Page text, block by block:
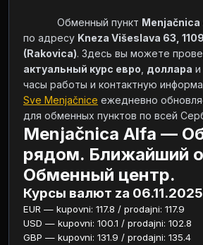
            Обменный пункт
Menjačnica
по адресу Kneza Višeslava 63,
(Rakovica)
актуальный курс евро доллара и
Sve Menjačnice ежедневно
для обменных пунктов по всей
Menjačnica Alfa —
рядом. Ближайший
Обменный центр.
Курсы валют za 06.11.2025
EUR — kupovni: 117.8 / prodajni: 117.9
USD — kupovni: 100.1 / prodajni: 102.8
GBP — kupovni: 131.9 / prodajni: 135.4